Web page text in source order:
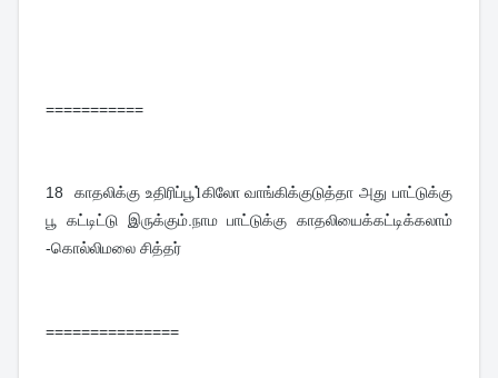
===========
18 காதலிக்கு உதிரிப்பூ1்கிலோ வாங்கிக்குடுத்தா அது பாட்டுக்கு
பூ கட்டிட்டு இருக்கும்.நாம பாட்டுக்கு காதலியைக்கட்டிக்கலாம்
-கொல்லிமலை சித்தர்
===============